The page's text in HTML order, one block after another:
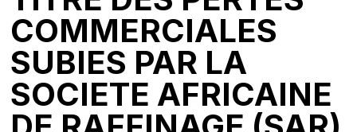
COMMERCIALES
SUBIES PAR LA
SOCIETE AFRICAINE